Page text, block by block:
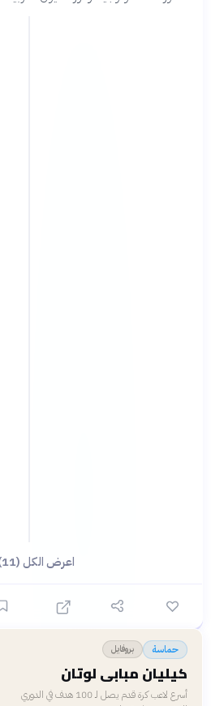
اعرض الكل (11) ←
حماسة بروفايل
كيليان مبابي لوتان
أسرع لاعب كرة قدم يصل لـ 100 هدف في الدوري